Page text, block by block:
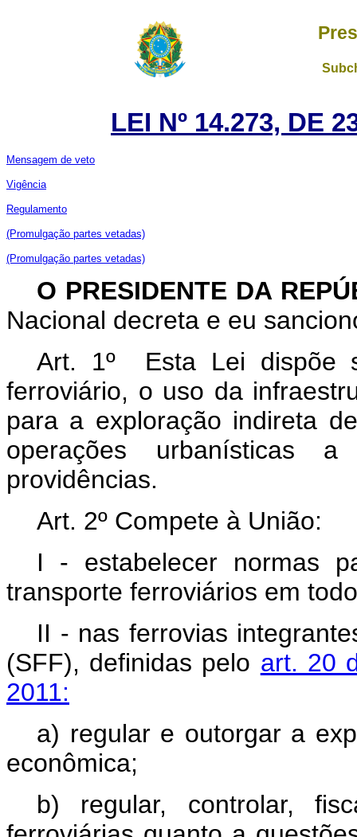
LEI Nº 14.273, DE
Mensagem de veto
Vigência
Regulamento
(Promulgação partes vetadas)
(Promulgação partes vetadas)
O PRESIDENTE DA
Nacional decreta e eu
Art. 1º Esta Lei dispõe
ferroviário, o uso da
para a exploração indireta
operações urbanísticas
providências.
Art. 2º Compete à União:
I - estabelecer normas
transporte ferroviários em
II - nas ferrovias
(SFF), definidas pelo art. 20
2011:
a) regular e outorgar a
econômica;
b) regular, controlar,